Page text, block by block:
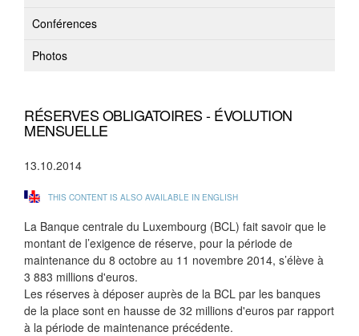
Conférences
Photos
RÉSERVES OBLIGATOIRES - ÉVOLUTION
MENSUELLE
13.10.2014
THIS CONTENT IS ALSO AVAILABLE IN ENGLISH
La Banque centrale du Luxembourg (BCL) fait savoir que le
montant de l’exigence de réserve, pour la période de
maintenance du 8 octobre au 11 novembre 2014, s’élève à
3 883 millions d'euros.
Les réserves à déposer auprès de la BCL par les banques
de la place sont en hausse de 32 millions d'euros par rapport
à la période de maintenance précédente.